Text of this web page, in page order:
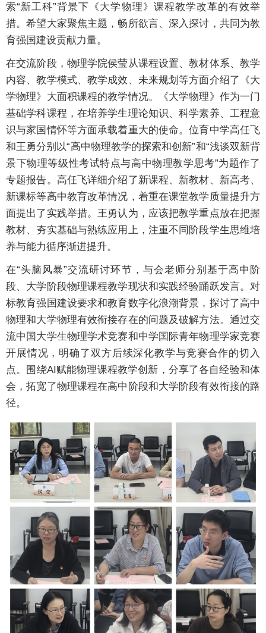
索“新工科”背景下《大学物理》课程教学改革的有效举
措。希望大家聚焦主题，畅所欲言、深入探讨，共同为教
育强国建设贡献力量。
在交流阶段，物理学院侯莹从课程设置、教材体系、教学
内容、教学模式、教学成效、未来规划等方面介绍了《大
学物理》大面积课程的教学情况。《大学物理》作为一门
基础学科课程，在培养学生理论知识、科学素养、工程意
识与家国情怀等方面承载着重大的使命。位育中学高任飞
和王勇分别以“高中物理教学的探索和创新”和“浅谈双新背
景下物理等级性考试特点与高中物理教学思考”为题作了
专题报告。高任飞详细介绍了新课程、新教材、新高考、
新课标等高中教育改革情况，着重在课堂教学质量提升方
面提出了实践举措。王勇认为，应该把教学重点放在把握
教材、夯实基础与熟练应用上，注重不同阶段学生思维培
养与能力循序渐进提升。
在“头脑风暴”交流研讨环节，与会老师分别基于高中阶
段、大学阶段物理课程教学现状和实践经验踊跃发言。对
标教育强国建设要求和教育数字化浪潮背景，探讨了高中
物理和大学物理有效衔接存在的问题及破解方法。通过交
流中国大学生物理学术竞赛和中学国际青年物理学家竞赛
开展情况，明确了双方后续深化教学与竞赛合作的切入
点。围绕AI赋能物理课程教学创新，分享了各自经验和体
会，拓宽了物理课程在高中阶段和大学阶段有效衔接的路
径。